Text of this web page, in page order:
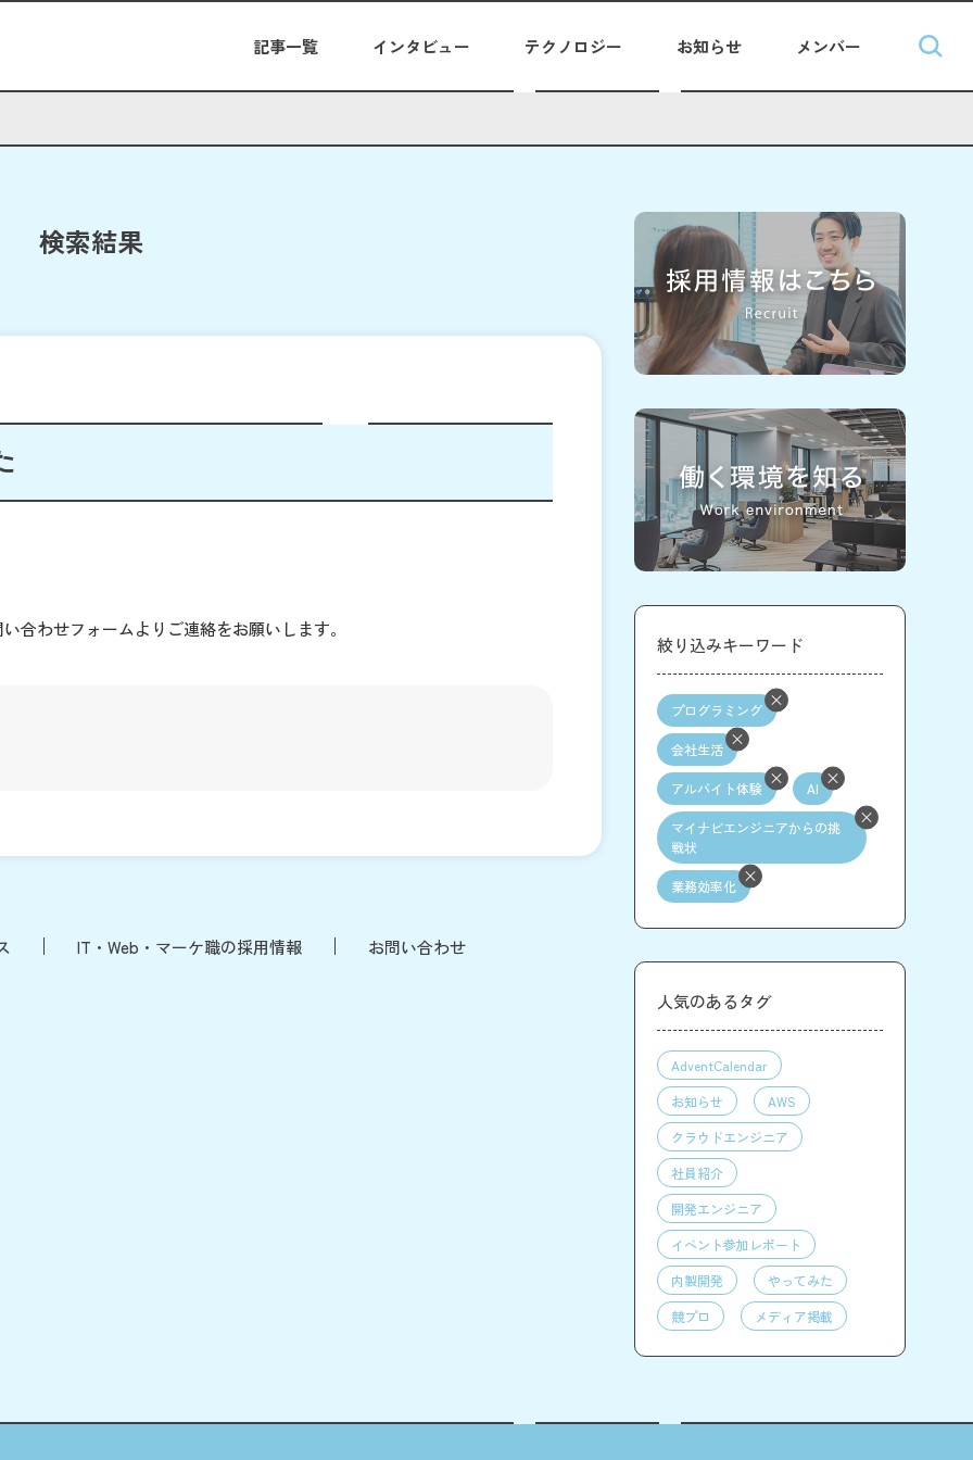
記事一覧 インタビュー テクノロジー お知らせ メンバー
検索結果
合わせフォームよりご連絡をお願いします。
IT・Web・マーケ職の採用情報 お問い合わせ
絞り込みキーワード
プログラミング
会社生活
アルバイト体験 AI
マイナビエンジニアからの挑
戦状
業務効率化
人気のあるタグ
AdventCalendar
お知らせ
AWS
クラウドエンジニア
社員紹介
開発エンジニア
イベント参加レポート
内製開発
やってみた
競プロ
メディア掲載